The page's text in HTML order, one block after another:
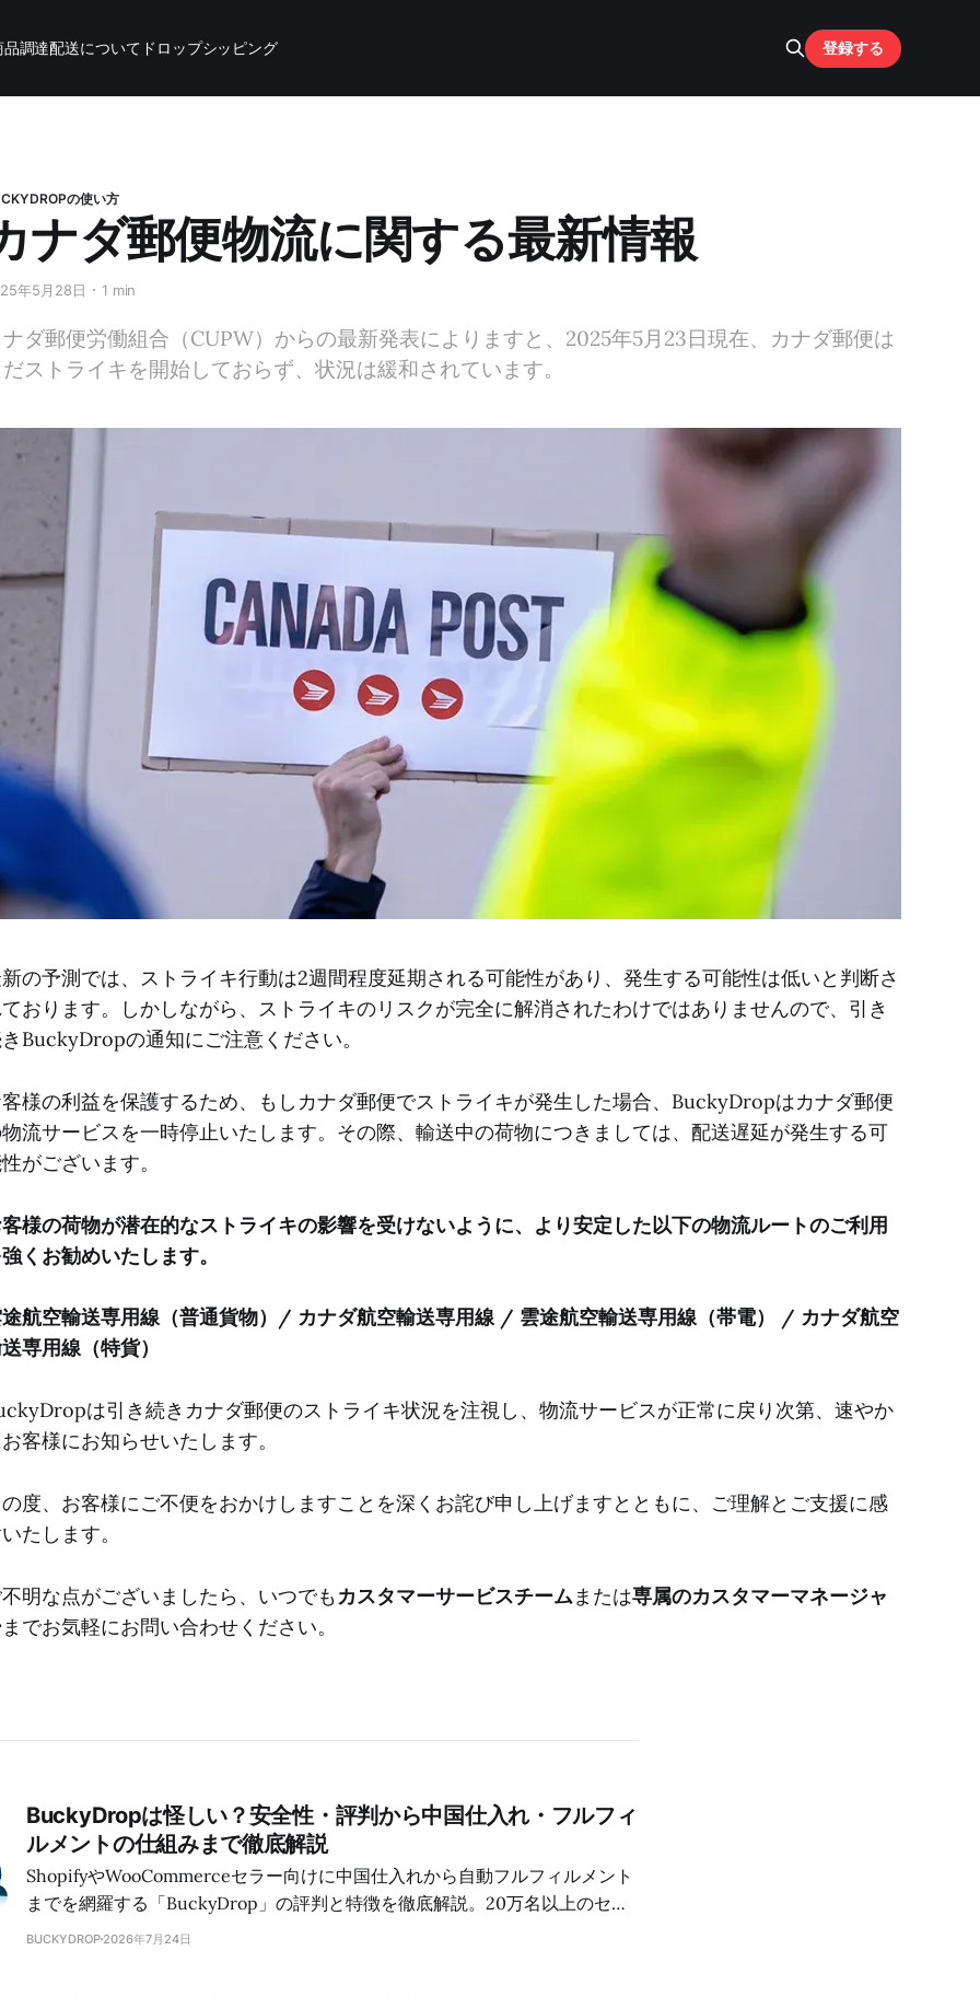
品調達配送について ドロップシッピング 登録する
の使い方
ナダ郵便物流に関する最新情報
年5月28日 1 min
ダ郵便労働組合（CUPW）からの最新発表によりますと、2025年5月23日現在、カナダ郵便は
ストライキを開始しておらず、状況は緩和されています。
の予測では、ストライキ行動は2週間程度延期される可能性があり、発生する可能性は低いと判断さ
おります。しかしながら、ストライキのリスクが完全に解消されたわけではありませんので、引き
BuckyDropの通知にご注意ください。
様の利益を保護するため、もしカナダ郵便でストライキが発生した場合、BuckyDropはカナダ郵便
流サービスを一時停止いたします。その際、輸送中の荷物につきましては、配送遅延が発生する可
がございます。
様の荷物が潜在的なストライキの影響を受けないように、より安定した以下の物流ルートのご利用
くお勧めいたします。
航空輸送専用線（普通貨物）/ カナダ航空輸送専用線 / 雲途航空輸送専用線（帯電） / カナダ航空
専用線（特貨）
は引き続きカナダ郵便のストライキ状況を注視し、物流サービスが正常に戻り次第、速やか
客様にお知らせいたします。
度、お客様にご不便をおかけしますことを深くお詫び申し上げますとともに、ご理解とご支援に感
たします。
明な点がございましたら、いつでも カスタマーサービスチームまたは専属のカスタマーマネージャ
までお気軽にお問い合わせください。
BuckyDropは怪しい？安全性・評判から中国仕入れ・フルフィ
ルメントの仕組みまで徹底解説
ShopifyやWooCommerceセラー向けに中国仕入れから自動フルフィルメント
までを網羅する「BuckyDrop」の評判と特徴を徹底解説。20万名以上のセラ
ーに選ばれる理由、20,000㎡の自社倉庫による透明性、1688や淘宝など20以
BUCKYDROP 2026年7月24日